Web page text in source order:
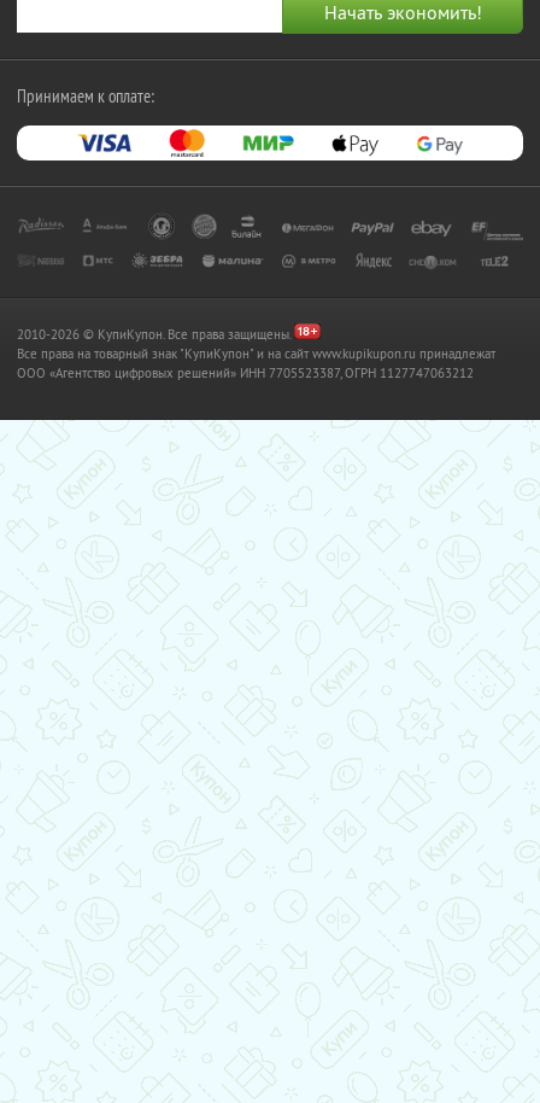
Принимаем к оплате:
2010-2026 © КупиКупон. Все права защищены.
Все права на товарный знак "КупиКупон" и на сайт www.kupikupon.ru принадлежат
OOO «Агентство цифровых решений» ИНН 7705523387, ОГРН 1127747063212